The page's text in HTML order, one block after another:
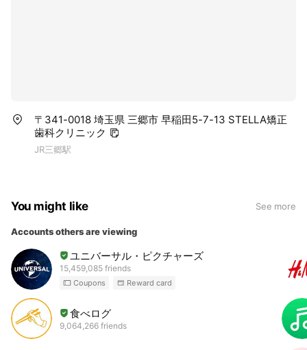
〒341-0018 埼玉県 三郷市 早稲田5-7-13 STELLA矯正
歯科クリニック
JR三郷駅
You might like See more
Accounts others are viewing
ユニバーサル・ピクチャーズ
15,459,085 friends
Coupons Reward card
食べログ
9,064,266 friends